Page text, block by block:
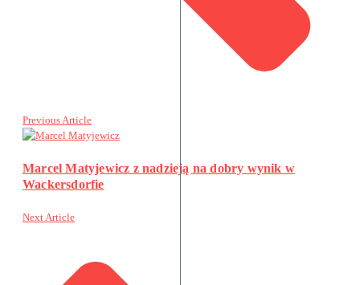
Previous Article
Marcel Matyjewicz z nadzieją na dobry wynik w
Wackersdorfie
Next Article